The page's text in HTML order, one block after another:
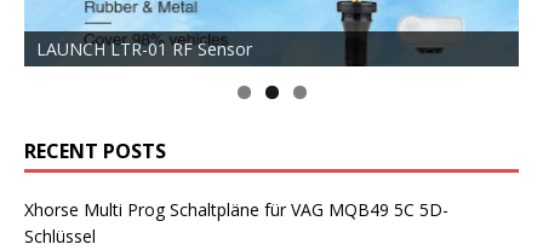
LAUNCH LTR-01 RF Sensor
RECENT POSTS
Xhorse Multi Prog Schaltpläne für VAG MQB49 5C 5D-
Schlüssel